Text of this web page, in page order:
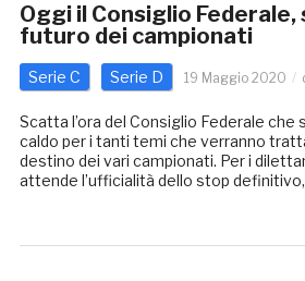
Oggi il Consiglio Federale,
futuro dei campionati
Serie C Serie D 19 Maggio 2020
Scatta l’ora del Consiglio Federale
caldo per i tanti temi che verranno
destino dei vari campionati. Per i
attende l’ufficialità dello stop